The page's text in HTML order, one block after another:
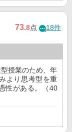
73.8点 18件
授業のため、年
より思考型を重
性がある。（40